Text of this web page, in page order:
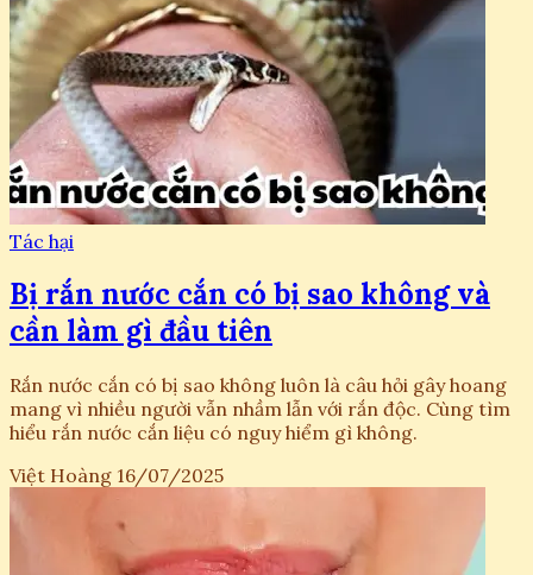
Tác hại
Bị rắn nước cắn có bị sao không và
cần làm gì đầu tiên
Rắn nước cắn có bị sao không luôn là câu hỏi gây hoang
mang vì nhiều người vẫn nhầm lẫn với rắn độc. Cùng tìm
hiểu rắn nước cắn liệu có nguy hiểm gì không.
Việt Hoàng 16/07/2025